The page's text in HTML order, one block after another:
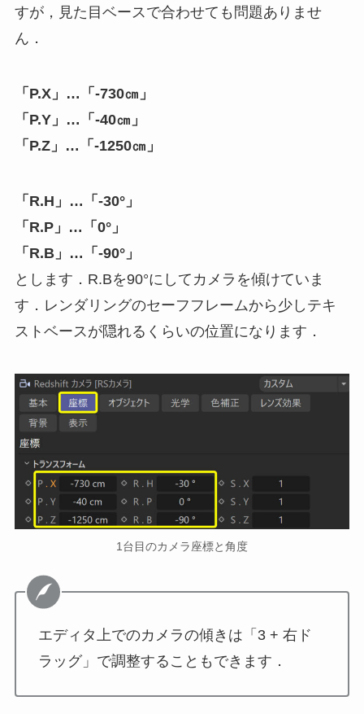
すが，見た目ベースで合わせても問題ありませ
ん．
「P.X」…「-730㎝」
「P.Y」…「-40㎝」
「P.Z」…「-1250㎝」
「R.H」…「-30°」
「R.P」…「0°」
「R.B」…「-90°」
とします．R.Bを90°にしてカメラを傾けていま
す．レンダリングのセーフフレームから少しテキ
ストベースが隠れるくらいの位置になります．
1台目のカメラ座標と角度
エディタ上でのカメラの傾きは「3 + 右ド
ラッグ」で調整することもできます．